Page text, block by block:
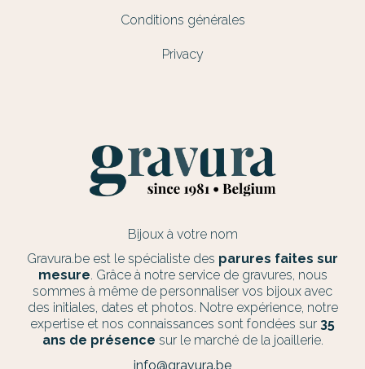
Conditions générales
Privacy
Bijoux à votre nom
Gravura.be est le spécialiste des parures faites sur
mesure. Grâce à notre service de gravures, nous
sommes à même de personnaliser vos bijoux avec
des initiales, dates et photos. Notre expérience, notre
expertise et nos connaissances sont fondées sur 35
ans de présence sur le marché de la joaillerie.
info@gravura.be